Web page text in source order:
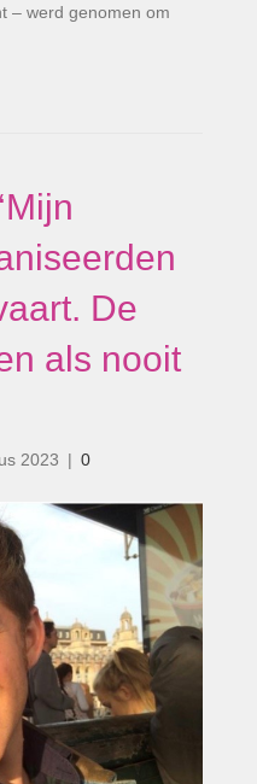
– werd genomen om
De
als nooit
2023 | 0